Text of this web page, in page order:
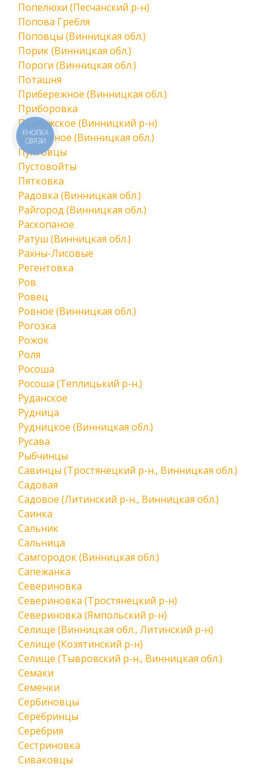
Попелюхи (Песчанский р-н)
Попова Гребля
Поповцы (Винницкая обл.)
Порик (Винницкая обл.)
Пороги (Винницкая обл.)
Поташня
Прибережное (Винницкая обл.)
Приборовка
Прибужское (Винницкий р-н)
Приветное (Винницкая обл.)
Пултовцы
Пустовойты
Пятковка
Радовка (Винницкая обл.)
Райгород (Винницкая обл.)
Раскопаное
Ратуш (Винницкая обл.)
Рахны-Лисовые
Регентовка
Ров
Ровец
Ровное (Винницкая обл.)
Рогозка
Рожок
Роля
Росоша
Росоша (Теплицький р-н.)
Руданское
Рудница
Рудницкое (Винницкая обл.)
Русава
Рыбчинцы
Савинцы (Тростянецкий р-н., Винницкая обл.)
Садовая
Садовое (Литинский р-н., Винницкая обл.)
Саинка
Сальник
Сальница
Самгородок (Винницкая обл.)
Сапежанка
Севериновка
Севериновка (Тростянецкий р-н)
Севериновка (Ямпольский р-н)
Селище (Винницкая обл., Литинский р-н)
Селище (Козятинский р-н)
Селище (Тывровский р-н., Винницкая обл.)
Семаки
Семенки
Сербиновцы
Серебринцы
Серебрия
Сестриновка
Сиваковцы
КНОПКА
СВЯЗИ